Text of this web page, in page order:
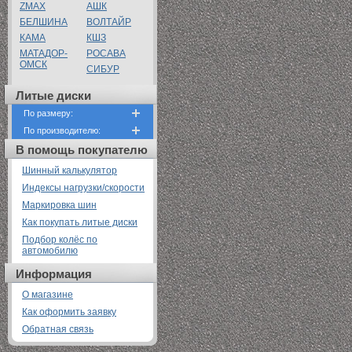
ZMAX
АШК
БЕЛШИНА
ВОЛТАЙР
КАМА
КШЗ
МАТАДОР-
ОМСК
РОСАВА
СИБУР
Литые диски
По размеру:
По производителю:
В помощь покупателю
Шинный калькулятор
Индексы нагрузки/скорости
Маркировка шин
Как покупать литые диски
Подбор колёс по
автомобилю
Информация
О магазине
Как оформить заявку
Обратная связь